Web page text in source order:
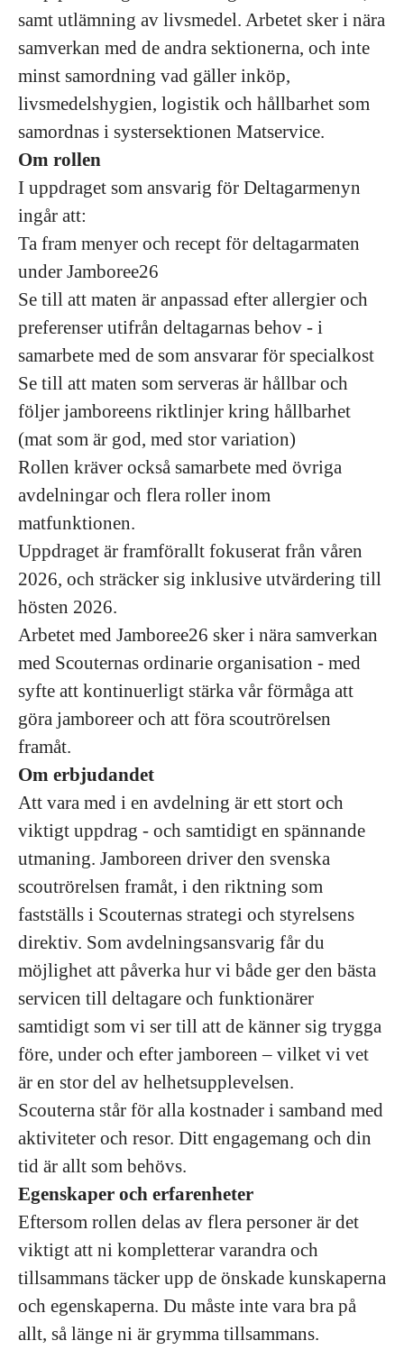
samt utlämning av livsmedel. Arbetet sker i nära
samverkan med de andra sektionerna, och inte
minst samordning vad gäller inköp,
livsmedelshygien, logistik och hållbarhet som
samordnas i systersektionen Matservice.
Om rollen
I uppdraget som ansvarig för Deltagarmenyn
ingår att:
Ta fram menyer och recept för deltagarmaten
under Jamboree26
Se till att maten är anpassad efter allergier och
preferenser utifrån deltagarnas behov - i
samarbete med de som ansvarar för specialkost
Se till att maten som serveras är hållbar och
följer jamboreens riktlinjer kring hållbarhet
(mat som är god, med stor variation)
Rollen kräver också samarbete med övriga
avdelningar och flera roller inom
matfunktionen.
Uppdraget är framförallt fokuserat från våren
2026, och sträcker sig inklusive utvärdering till
hösten 2026.
Arbetet med Jamboree26 sker i nära samverkan
med Scouternas ordinarie organisation - med
syfte att kontinuerligt stärka vår förmåga att
göra jamboreer och att föra scoutrörelsen
framåt.
Om erbjudandet
Att vara med i en avdelning är ett stort och
viktigt uppdrag - och samtidigt en spännande
utmaning. Jamboreen driver den svenska
scoutrörelsen framåt, i den riktning som
fastställs i Scouternas strategi och styrelsens
direktiv. Som avdelningsansvarig får du
möjlighet att påverka hur vi både ger den bästa
servicen till deltagare och funktionärer
samtidigt som vi ser till att de känner sig trygga
före, under och efter jamboreen – vilket vi vet
är en stor del av helhetsupplevelsen.
Scouterna står för alla kostnader i samband med
aktiviteter och resor. Ditt engagemang och din
tid är allt som behövs.
Egenskaper och erfarenheter
Eftersom rollen delas av flera personer är det
viktigt att ni kompletterar varandra och
tillsammans täcker upp de önskade kunskaperna
och egenskaperna. Du måste inte vara bra på
allt, så länge ni är grymma tillsammans.